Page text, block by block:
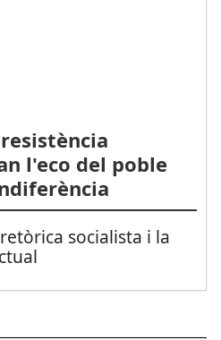
l'eco del poble
socialista i la